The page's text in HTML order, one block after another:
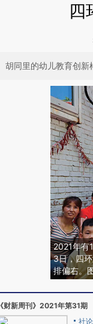
四
胡同里的幼儿教育创新
2021年有
3日，四
排偏右。
《财新周刊》2021年第31期
社